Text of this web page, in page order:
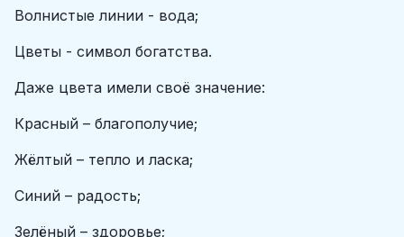
Волнистые линии - вода;
Цветы - символ богатства.
Даже цвета имели своё значение:
Красный – благополучие;
Жёлтый – тепло и ласка;
Синий – радость;
Зелёный – здоровье;